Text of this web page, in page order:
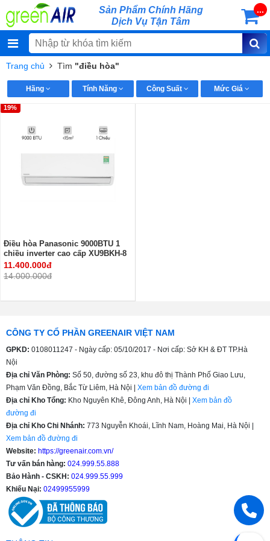
Sản Phẩm Chính Hãng
Dịch Vụ Tận Tâm
...
Trang chủ Tìm "điều hòa"
Hãng Tính Năng Công Suất Mức Giá
19%
Điều hòa Panasonic 9000BTU 1
chiều inverter cao cấp XU9BKH-8
11.400.000đ
14.000.000đ
CÔNG TY CỔ PHẦN GREENAIR VIỆT NAM
GPKD: 0108011247 - Ngày cấp: 05/10/2017 - Nơi cấp: Sở KH & ĐT TP.Hà
Nội
Địa chỉ Văn Phòng: Số 50, đường số 23, khu đô thị Thành Phố Giao Lưu,
Phạm Văn Đồng, Bắc Từ Liêm, Hà Nội | Xem bản đồ đường đi
Địa chỉ Kho Tổng: Kho Nguyên Khê, Đông Anh, Hà Nội | Xem bản đồ
đường đi
Địa chỉ Kho Chi Nhánh: 773 Nguyễn Khoái, Lĩnh Nam, Hoàng Mai, Hà Nội |
Xem bản đồ đường đi
Website: https://greenair.com.vn/
Tư vấn bán hàng: 024.999.55.888
Bảo Hành - CSKH: 024.999.55.999
Khiếu Nại: 02499955999